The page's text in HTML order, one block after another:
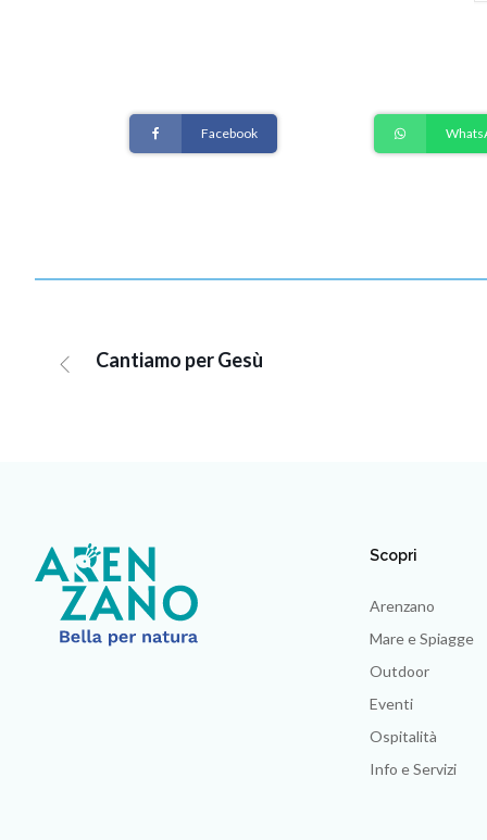
Facebook
Cantiamo per Gesù
Scopri
Arenzano
Mare e Spiagge
Outdoor
Eventi
Ospitalità
Info e Servizi